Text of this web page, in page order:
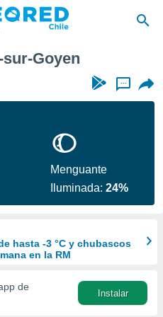
Goyen
...
Menguante
Iluminada:24%
hasta -3 °C y chubascos
en la RM
de
Instalar